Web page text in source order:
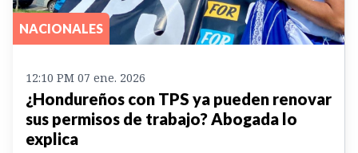
NACIONALES
12:10 PM 07 ene. 2026
¿Hondureños con TPS ya pueden renovar
sus permisos de trabajo? Abogada lo
explica